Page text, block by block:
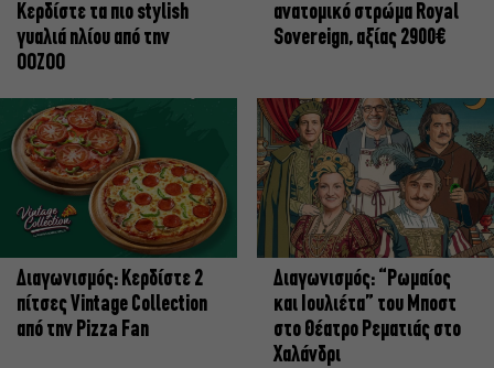
Κερδίστε τα πιο stylish
γυαλιά ηλίου από την
OOZOO
ανατομικό στρώμα Royal
Sovereign, αξίας 2900€
Διαγωνισμός: Κερδίστε 2
πίτσες Vintage Collection
από την Pizza Fan
Διαγωνισμός: “Ρωμαίος
και Ιουλιέτα” του Μποστ
στο Θέατρο Ρεματιάς στο
Χαλάνδρι